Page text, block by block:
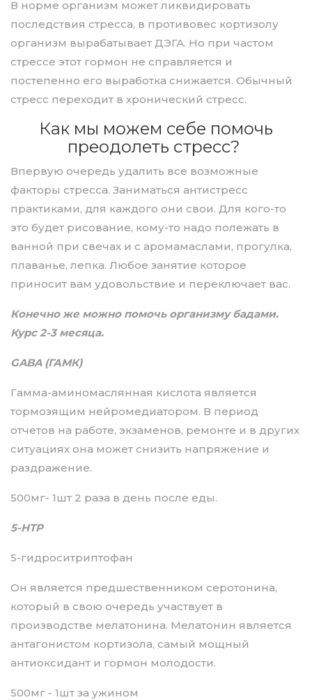
В норме организм может ликвидировать
последствия стресса, в противовес кортизолу
организм вырабатывает ДЭГА. Но при частом
стрессе этот гормон не справляется и
постепенно его выработка снижается. Обычный
стресс переходит в хронический стресс.
Как мы можем себе помочь
преодолеть стресс?
Впервую очередь удалить все возможные
факторы стресса. Заниматься антистресс
практиками, для каждого они свои. Для кого-то
это будет рисование, кому-то надо полежать в
ванной при свечах и с аромамаслами, прогулка,
плаванье, лепка. Любое занятие которое
приносит вам удовольствие и переключает вас.
Конечно же можно помочь организму бадами.
Курс 2-3 месяца.
GABA (ГАМК)
Гамма-аминомаслянная кислота является
тормозящим нейромедиатором. В период
отчетов на работе, экзаменов, ремонте и в других
ситуациях она может снизить напряжение и
раздражение.
500мг- 1шт 2 раза в день после еды.
5-HTP
5-гидроситриптофан
Он является предшественником серотонина,
который в свою очередь участвует в
производстве мелатонина. Мелатонин является
антагонистом кортизола, самый мощный
антиоксидант и гормон молодости.
500мг - 1шт за ужином